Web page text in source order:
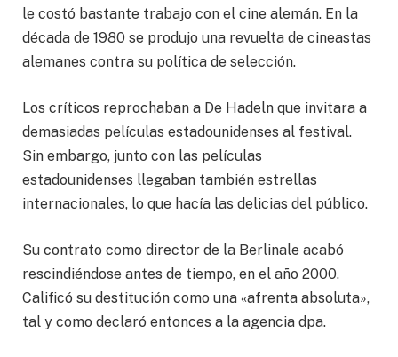
le costó bastante trabajo con el cine alemán. En la
década de 1980 se produjo una revuelta de cineastas
alemanes contra su política de selección.
Los críticos reprochaban a De Hadeln que invitara a
demasiadas películas estadounidenses al festival.
Sin embargo, junto con las películas
estadounidenses llegaban también estrellas
internacionales, lo que hacía las delicias del público.
Su contrato como director de la Berlinale acabó
rescindiéndose antes de tiempo, en el año 2000.
Calificó su destitución como una «afrenta absoluta»,
tal y como declaró entonces a la agencia dpa.